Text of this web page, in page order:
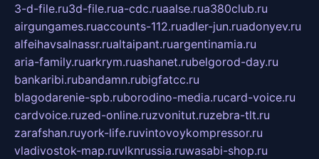
3-d-file.ru3d-file.rua-cdc.ruaalse.rua380club.ru
airgungames.ruaccounts-112.ruadler-jun.ruadonyev.ru
alfeihavsalnassr.rualtaipant.ruargentinamia.ru
aria-family.ruarkrym.ruashanet.rubelgorod-day.ru
bankaribi.rubandamn.rubigfatcc.ru
blagodarenie-spb.ruborodino-media.rucard-voice.ru
cardvoice.ruzed-online.ruzvonitut.ruzebra-tlt.ru
zarafshan.ruyork-life.ruvintovoykompressor.ru
vladivostok-map.ruvlknrussia.ruwasabi-shop.ru